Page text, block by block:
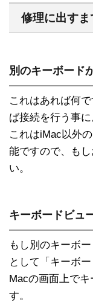
修理に出す
別のキーボード
これはあれば何
ば接続を行う事
これはiMac以外
能ですので、も
い。
キーボードビュ
もし別のキーボ
として「キーボ
Macの画面上で
す。